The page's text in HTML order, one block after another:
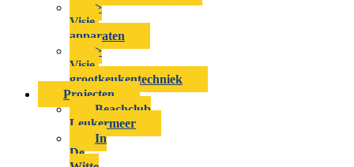
>
Visie-
apparaten
>
Visie-
grootkeukentechniek
Projecten
Beachclub
Leukermeer
In
De